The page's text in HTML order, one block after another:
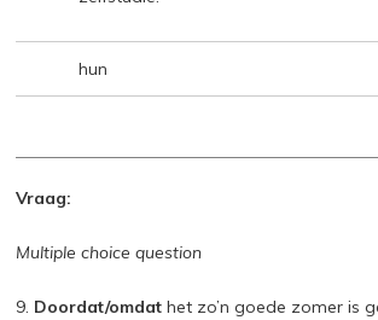
hun
Vraag:
Multiple choice question
9. Doordat/omdat het zo’n goede zomer is